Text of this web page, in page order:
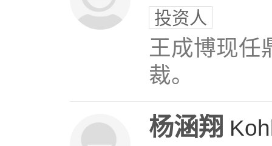
投资人
王成博现任
裁。
杨涵翔